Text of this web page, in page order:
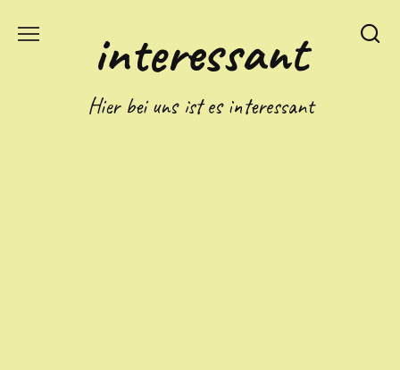
interessant
Hier bei uns ist es interessant